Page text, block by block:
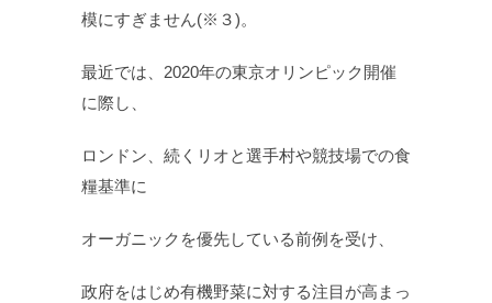
模にすぎません(※３)。
最近では、2020年の東京オリンピック開催
に際し、
ロンドン、続くリオと選手村や競技場での食
糧基準に
オーガニックを優先している前例を受け、
政府をはじめ有機野菜に対する注目が高まっ